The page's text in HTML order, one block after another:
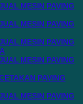
MESIN PAVING
MESIN PAVING
MESIN PAVING
MESIN PAVING
PAVING
MESIN PAVING